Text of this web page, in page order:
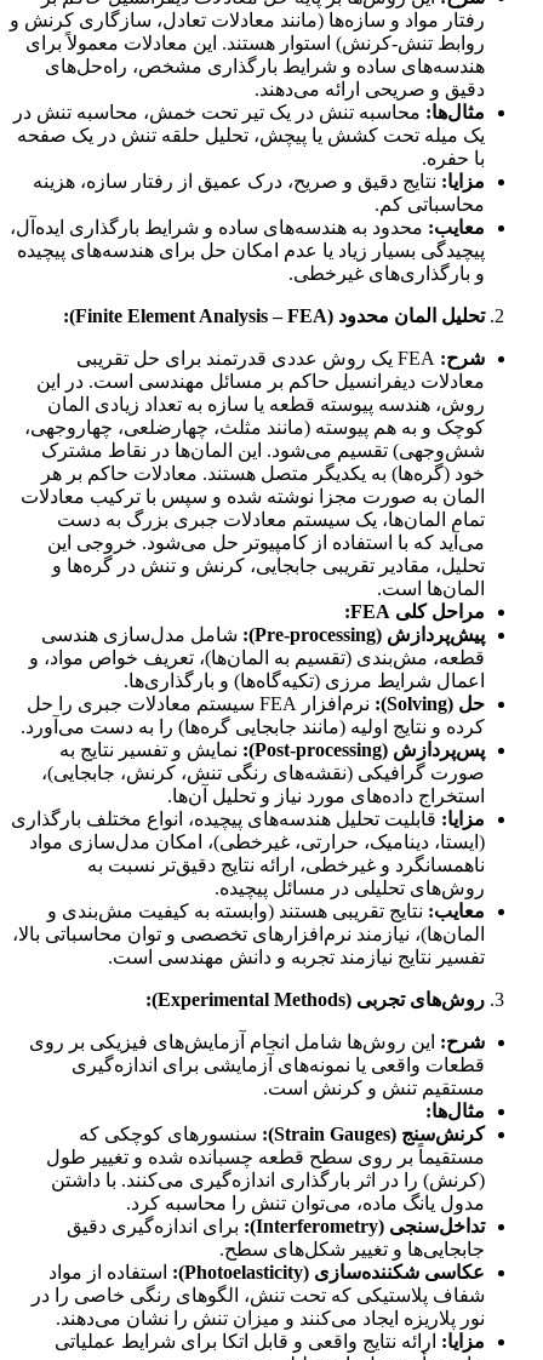
رفتار مواد و سازه‌ها (مانند معادلات تعادل، سازگاری کرنش و
روابط تنش-کرنش) استوار هستند. این معادلات معمولاً برای
هندسه‌های ساده و شرایط بارگذاری مشخص، راه‌حل‌های
دقیق و صریحی ارائه می‌دهند.
مثال‌ها: محاسبه تنش در یک تیر تحت خمش، محاسبه تنش در
یک میله تحت کشش یا پیچش، تحلیل حلقه تنش در یک صفحه
با حفره.
مزایا: نتایج دقیق و صریح، درک عمیق از رفتار سازه، هزینه
محاسباتی کم.
معایب: محدود به هندسه‌های ساده و شرایط بارگذاری ایده‌آل،
پیچیدگی بسیار زیاد یا عدم امکان حل برای هندسه‌های پیچیده
و بارگذاری‌های غیرخطی.
تحلیل المان محدود (Finite Element Analysis – FEA):
شرح:
FEA یک روش عددی قدرتمند برای حل تقریبی
معادلات دیفرانسیل حاکم بر مسائل مهندسی است. در این
روش، هندسه پیوسته قطعه یا سازه به تعداد زیادی المان
کوچک و به هم پیوسته (مانند مثلث، چهارضلعی، چهاروجهی،
شش‌وجهی) تقسیم می‌شود. این المان‌ها در نقاط مشترک
خود (گره‌ها) به یکدیگر متصل هستند. معادلات حاکم بر هر
المان به صورت مجزا نوشته شده و سپس با ترکیب معادلات
تمام المان‌ها، یک سیستم معادلات جبری بزرگ به دست
می‌آید که با استفاده از کامپیوتر حل می‌شود. خروجی این
تحلیل، مقادیر تقریبی جابجایی، کرنش و تنش در گره‌ها و
المان‌ها است.
مراحل کلی FEA:
پیش‌پردازش (Pre-processing):
شامل مدل‌سازی هندسی
قطعه، مش‌بندی (تقسیم به المان‌ها)، تعریف خواص مواد، و
اعمال شرایط مرزی (تکیه‌گاه‌ها) و بارگذاری‌ها.
حل (Solving):
نرم‌افزار FEA سیستم معادلات جبری را حل
کرده و نتایج اولیه (مانند جابجایی گره‌ها) را به دست می‌آورد.
پس‌پردازش (Post-processing):
نمایش و تفسیر نتایج به
صورت گرافیکی (نقشه‌های رنگی تنش، کرنش، جابجایی)،
استخراج داده‌های مورد نیاز و تحلیل آن‌ها.
مزایا: قابلیت تحلیل هندسه‌های پیچیده، انواع مختلف بارگذاری
(ایستا، دینامیک، حرارتی، غیرخطی)، امکان مدل‌سازی مواد
ناهمسانگرد و غیرخطی، ارائه نتایج دقیق‌تر نسبت به
روش‌های تحلیلی در مسائل پیچیده.
معایب: نتایج تقریبی هستند (وابسته به کیفیت مش‌بندی و
المان‌ها)، نیازمند نرم‌افزارهای تخصصی و توان محاسباتی بالا،
تفسیر نتایج نیازمند تجربه و دانش مهندسی است.
روش‌های تجربی (Experimental Methods):
شرح: این روش‌ها شامل انجام آزمایش‌های فیزیکی بر روی
قطعات واقعی یا نمونه‌های آزمایشی برای اندازه‌گیری
مستقیم تنش و کرنش است.
مثال‌ها:
کرنش‌سنج (Strain Gauges):
سنسورهای کوچکی که
مستقیماً بر روی سطح قطعه چسبانده شده و تغییر طول
(کرنش) را در اثر بارگذاری اندازه‌گیری می‌کنند. با داشتن
مدول یانگ ماده، می‌توان تنش را محاسبه کرد.
تداخل‌سنجی (Interferometry):
برای اندازه‌گیری دقیق
جابجایی‌ها و تغییر شکل‌های سطح.
عکاسی شکننده‌سازی (Photoelasticity):
استفاده از مواد
شفاف پلاستیکی که تحت تنش، الگوهای رنگی خاصی را در
نور پلاریزه ایجاد می‌کنند و میزان تنش را نشان می‌دهند.
مزایا: ارائه نتایج واقعی و قابل اتکا برای شرایط عملیاتی